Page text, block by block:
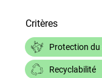
Critères
Protection du
Recyclabilité